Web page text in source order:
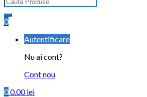
0
Autentificare
Nu ai cont?
Cont nou
00.00lei